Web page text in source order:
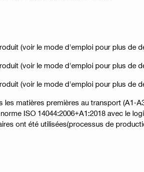
(voir le mode d'emploi pour plus de
(voir le mode d'emploi pour plus de
(voir le mode d'emploi pour plus de
les matières premières au transport (A1-
ISO 14044:2006+A1:2018 avec le
ont été utilisées(processus de